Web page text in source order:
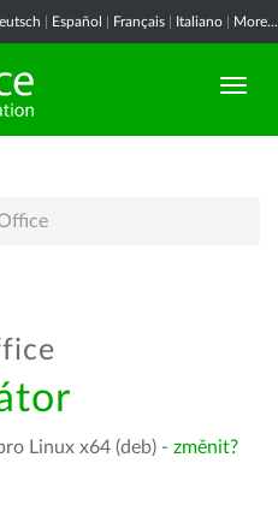
Español Français Italiano More...
Linux x64 (deb) - změnit?